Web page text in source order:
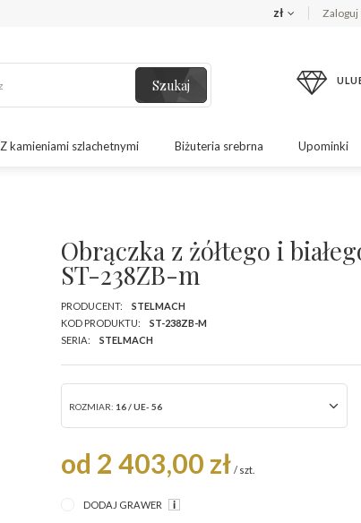
zł Zaloguj
Szukaj
Z kamieniami szlachetnymi Biżuteria srebrna Upominki
Obrączka z żółtego i
ST-238ZB-m
PRODUCENT:
STELMACH
KOD PRODUKTU:
ST-238ZB-M
SERIA:
STELMACH
ROZMIAR: 16 / UE- 56
od 2 403,00 zł / szt.
DODAJ GRAWER